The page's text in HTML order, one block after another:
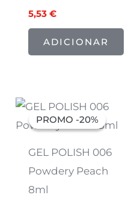
5,53 €
ADICIONAR
PROMO -20%
PROMO -20%
GEL POLISH 006
Powdery Peach
8ml
O
preço
original
6,91 €.
O
preço
atual
5,53 €.